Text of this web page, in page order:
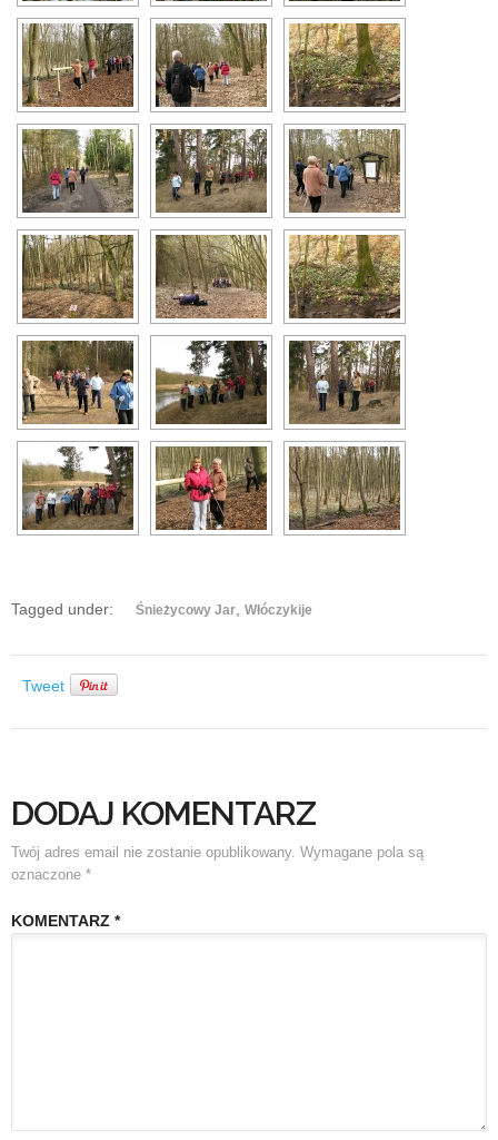
Tagged under: Śnieżycowy Jar Włóczykije
Tweet
DODAJ KOMENTARZ
Twój adres email nie zostanie opublikowany. Wymagane pola są
oznaczone *
KOMENTARZ *